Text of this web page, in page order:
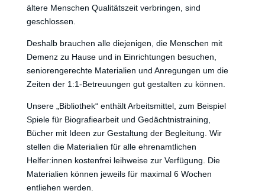
ältere Menschen Qualitätszeit verbringen, sind
geschlossen.
Deshalb brauchen alle diejenigen, die Menschen mit
Demenz zu Hause und in Einrichtungen besuchen,
seniorengerechte Materialien und Anregungen um die
Zeiten der 1:1-Betreuungen gut gestalten zu können.
Unsere „Bibliothek“ enthält Arbeitsmittel, zum Beispiel
Spiele für Biografiearbeit und Gedächtnistraining,
Bücher mit Ideen zur Gestaltung der Begleitung. Wir
stellen die Materialien für alle ehrenamtlichen
Helfer:innen kostenfrei leihweise zur Verfügung. Die
Materialien können jeweils für maximal 6 Wochen
entliehen werden.